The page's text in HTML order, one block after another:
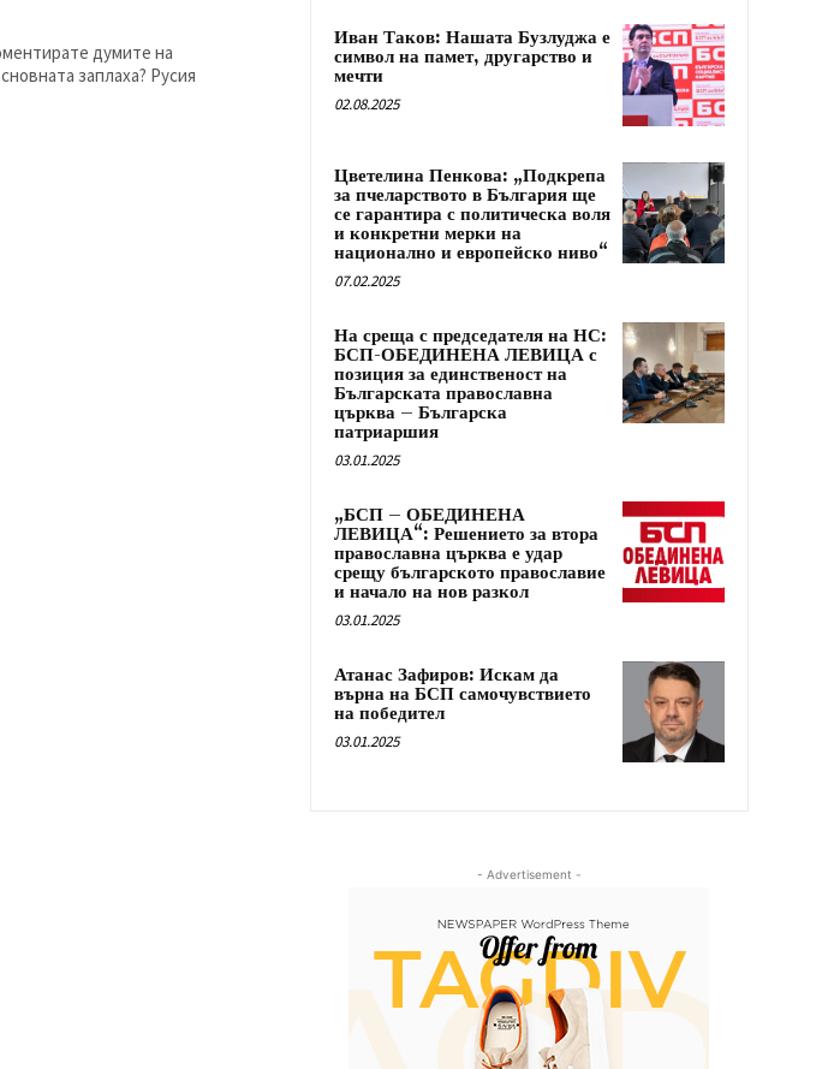
заплаха? Русия
Иван Таков: Нашата Бузлуджа е
символ на памет, другарство и
мечти
02.08.2025
Цветелина Пенкова: „Подкрепа
за пчеларството в България ще
се гарантира с политическа воля
и конкретни мерки на
национално и европейско ниво“
07.02.2025
На среща с председателя на НС:
БСП-ОБЕДИНЕНА ЛЕВИЦА с
позиция за единственост на
Българската православна
църква – Българска
патриаршия
03.01.2025
„БСП – ОБЕДИНЕНА
ЛЕВИЦА“: Решението за втора
православна църква е удар
срещу българското православие
и начало на нов разкол
03.01.2025
Атанас Зафиров: Искам да
върна на БСП самочувствието
на победител
03.01.2025
- Advertisement -